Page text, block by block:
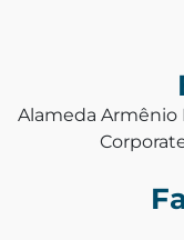
Alameda Armênio